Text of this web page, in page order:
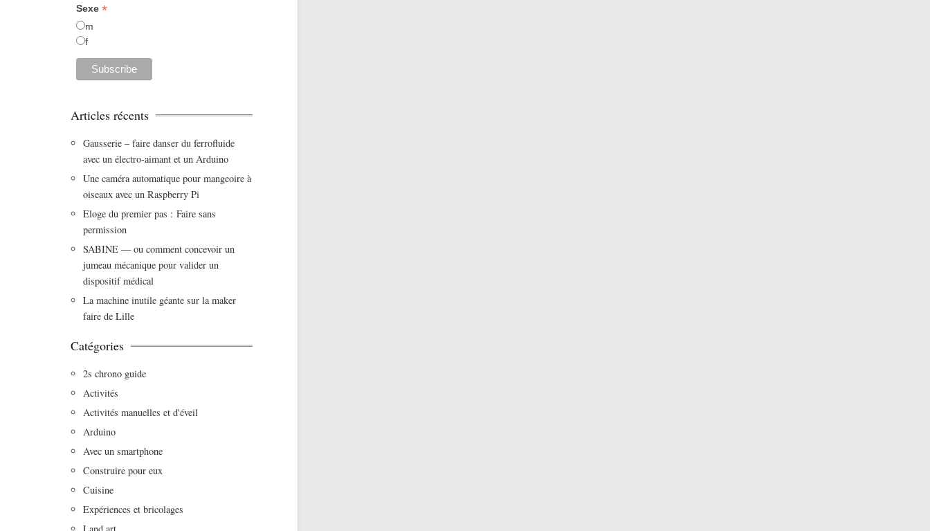
Sexe *
m
f
Articles récents
Gausserie – faire danser du ferrofluide
avec un électro-aimant et un Arduino
Une caméra automatique pour mangeoire à
oiseaux avec un Raspberry Pi
Eloge du premier pas : Faire sans
permission
SABINE — ou comment concevoir un
jumeau mécanique pour valider un
dispositif médical
La machine inutile géante sur la maker
faire de Lille
Catégories
2s chrono guide
Activités
Activités manuelles et d'éveil
Arduino
Avec un smartphone
Construire pour eux
Cuisine
Expériences et bricolages